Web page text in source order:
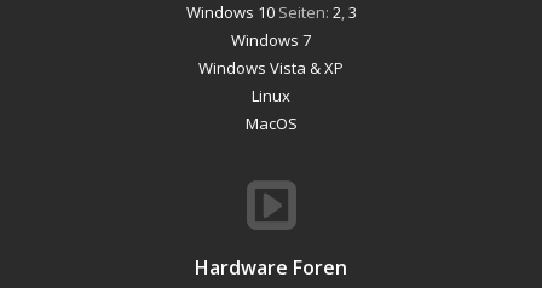
Windows 10Seiten: 2,3
Windows 7
Windows Vista & XP
Linux
MacOS
Hardware Foren